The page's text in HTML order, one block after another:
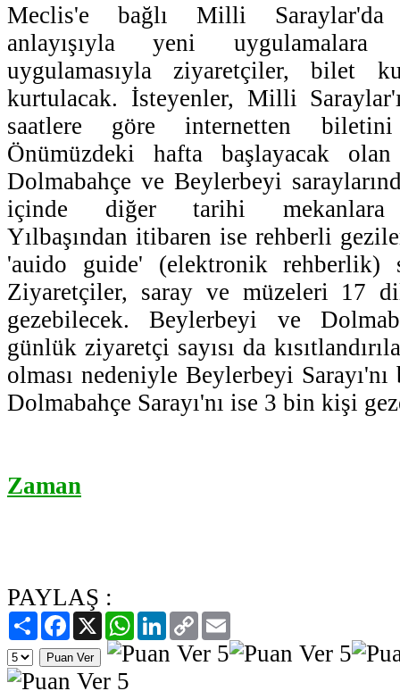
Meclis'e bağlı Milli Saraylar'da
anlayışıyla yeni
uygulamasıyla ziyaretçiler, bilet
kurtulacak. İsteyenler, Milli
saatlere göre internetten
Önümüzdeki hafta başlayacak
Dolmabahçe ve Beylerbeyi
içinde diğer tarihi mekanlara
Yılbaşından itibaren ise rehberli
'auido guide' (elektronik rehberlik)
Ziyaretçiler, saray ve müzeleri 17
gezebilecek. Beylerbeyi ve
günlük ziyaretçi sayısı da
olması nedeniyle Beylerbeyi
Dolmabahçe Sarayı'nı ise 3 bin kişi
Zaman
PAYLAŞ :
PaylaşFacebook
X WhatsAppLinkedIn
Copy
Link